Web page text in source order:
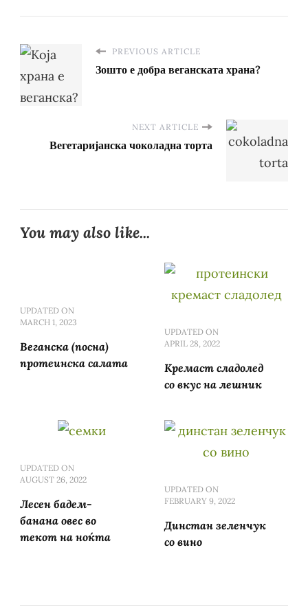
PREVIOUS ARTICLE
Зошто е добра веганската храна?
NEXT ARTICLE
Вегетаријанска чоколадна торта
You may also like...
UPDATED ON
MARCH 1, 2023
Веганска (посна)
протеинска салата
UPDATED ON
APRIL 28, 2022
Кремаст сладолед
со вкус на лешник
UPDATED ON
AUGUST 26, 2022
Лесен бадем-
банана овес во
текот на ноќта
UPDATED ON
FEBRUARY 9, 2022
Динстан зеленчук
со вино